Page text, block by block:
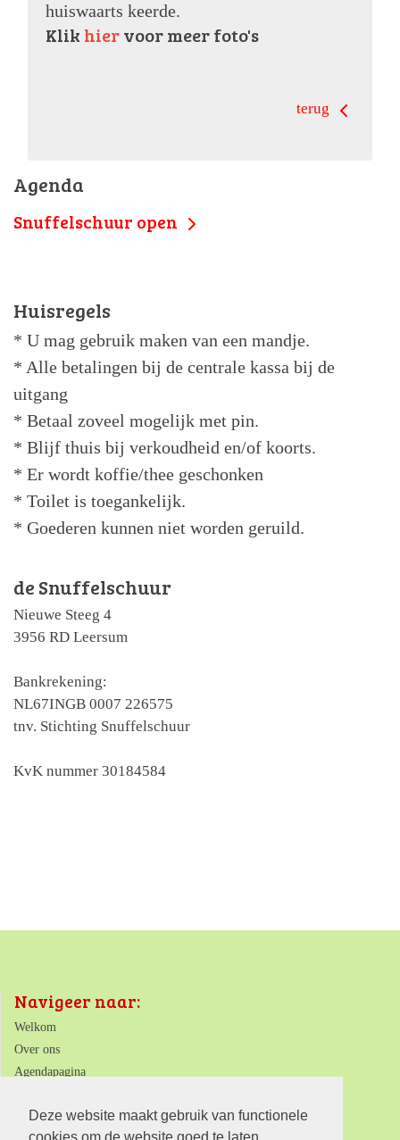
Deze website maakt gebruik van functionele
cookies om de website goed te laten
huiswaarts keerde.
Klik hiervoor meer foto's
terug
Agenda
Snuffelschuur open
Huisregels
* U mag gebruik maken van een mandje.
* Alle betalingen bij de centrale kassa bij de
uitgang
* Betaal zoveel mogelijk met pin.
* Blijf thuis bij verkoudheid en/of koorts.
* Er wordt koffie/thee geschonken
* Toilet is toegankelijk.
* Goederen kunnen niet worden geruild.
de Snuffelschuur
Nieuwe Steeg 4
3956 RD Leersum
Bankrekening:
NL67INGB 0007 226575
tnv. Stichting Snuffelschuur
KvK nummer 30184584
Navigeer naar:
Welkom
Over ons
Agendapagina
Contact